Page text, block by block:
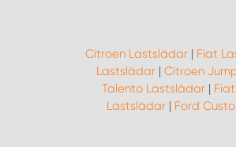
Citroen Lastslädar | Fiat
Lastslädar| Citroen
Talento Lastslädar|
Lastslädar| Ford